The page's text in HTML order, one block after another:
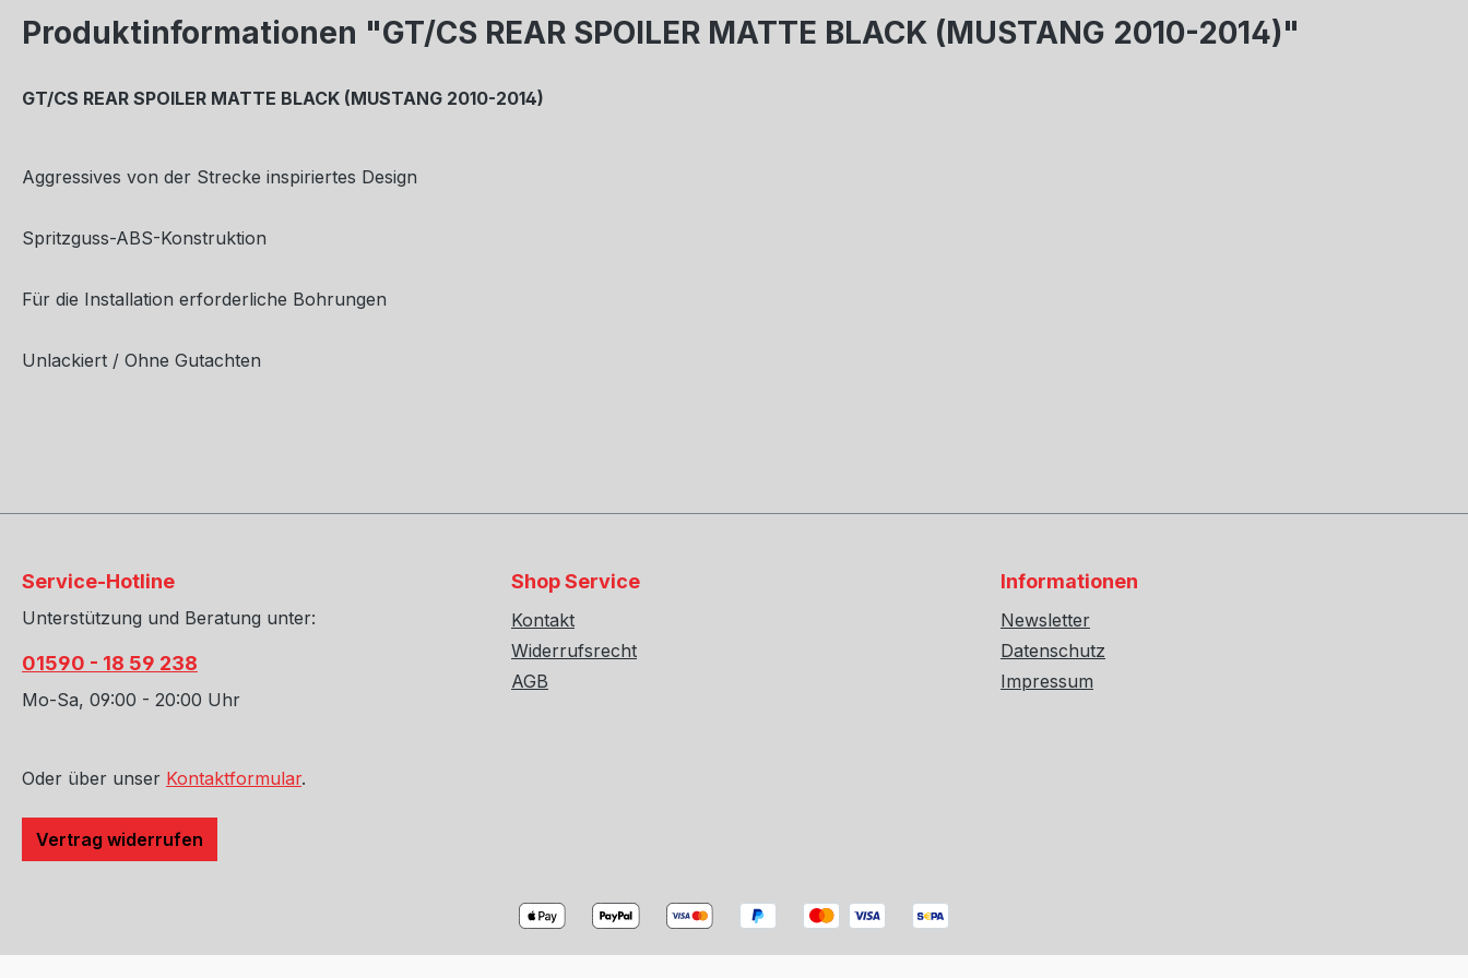
Produktinformationen "GT/CS REAR SPOILER MATTE BLACK (MUSTANG 2010-2014)"
GT/CS REAR SPOILER MATTE BLACK (MUSTANG 2010-2014)
Aggressives von der Strecke inspiriertes Design
Spritzguss-ABS-Konstruktion
Für die Installation erforderliche Bohrungen
Unlackiert / Ohne Gutachten
Service-Hotline
Unterstützung und Beratung unter:
01590 - 18 59 238
Mo-Sa, 09:00 - 20:00 Uhr
Oder über unser Kontaktformular.
Vertrag widerrufen
Shop Service
Kontakt
Widerrufsrecht
AGB
Informationen
Newsletter
Datenschutz
Impressum